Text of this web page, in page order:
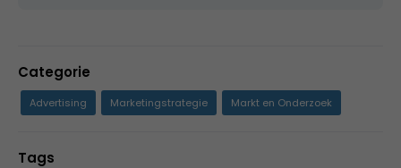
Categorie
Advertising Marketingstrategie Markt en Onderzoek
Tags